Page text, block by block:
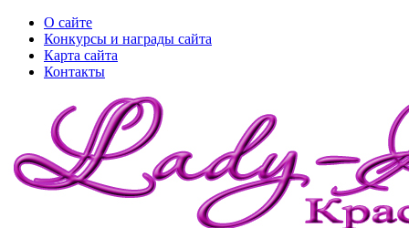
О сайте
Конкурсы и награды сайта
Карта сайта
Контакты